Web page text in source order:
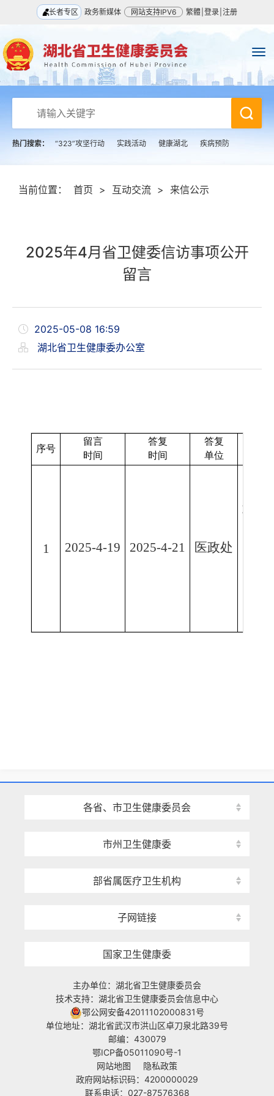
长者专区 政务新媒体 网站支持IPV6 繁體 登录 注册
热门搜索： “323”攻坚行动 实践活动 健康湖北 疾病预防
当前位置： 首页 > 互动交流 > 来信公示
2025年4月省卫健委信访事项公开
留言
2025-05-08 16:59
湖北省卫生健康委办公室
序号
留言
时间
答复
时间
答复
单位
1 2025-4-19 2025-4-21 医政处
武汉
各省、市卫生健康委员会
市州卫生健康委
部省属医疗卫生机构
子网链接
国家卫生健康委
主办单位：湖北省卫生健康委员会
技术支持：湖北省卫生健康委员会信息中心
鄂公网安备42011102000831号
单位地址：湖北省武汉市洪山区卓刀泉北路39号
邮编：430079
鄂ICP备05011090号-1
网站地图
隐私政策
政府网站标识码：4200000029
联系电话：027-87576368